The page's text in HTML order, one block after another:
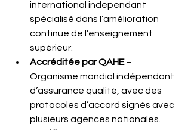
international indépendant
spécialisé dans l’amélioration
continue de l’enseignement
supérieur.
Accréditée par QAHE –
Organisme mondial indépendant
d’assurance qualité, avec des
protocoles d’accord signés avec
plusieurs agences nationales.